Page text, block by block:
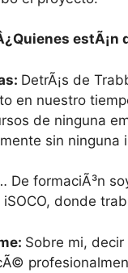
estÃ¡n
DetrÃ¡s de
en nuestro
de ninguna
sin
De formaciÃ³n
donde
Sobre mi,